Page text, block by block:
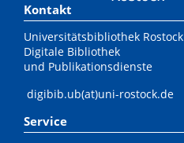
Kontakt
Universitätsbibliothek Rostock
Digitale Bibliothek
und Publikationsdienste
digibib.ub(at)uni-rostock.de
Service